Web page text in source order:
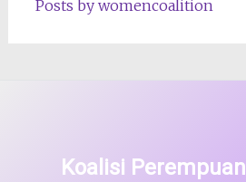
Posts by womencoalition
Koalisi